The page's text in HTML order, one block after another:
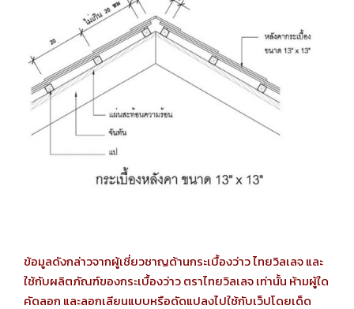
ข้อมูลดังกล่าวจากผู้เชี่ยวชาญด้านกระเบื้องว่าว ไทยวิลเลจ และ
ใช้กับผลิตภัณฑ์ของกระเบื้องว่าว ตราไทยวิลเลจ เท่านั้น ห้ามผู้ใด
คัดลอก และลอกเลียนแบบหรือดัดแปลงไปใช้กับเว็ปโดยเด็ด